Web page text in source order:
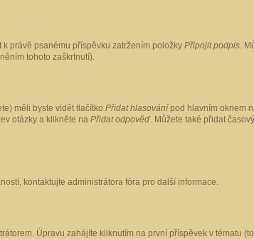
k právě psanému příspěvku zatržením položky Připojit podpis.
tohoto zaškrtnutí).
měli byste vidět tlačítko Přidat hlasování pod hlavním oknem
otázky a klikněte na Přidat odpověď. Můžete také přidat
kontaktujte administrátora fóra pro další informace.
Úpravu zahájíte kliknutím na první příspěvek v tématu